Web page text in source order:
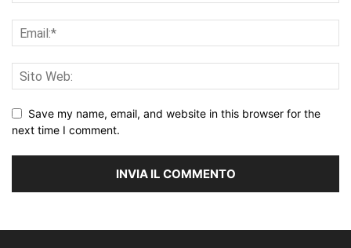
Save my name, email, and website in this browser for the
next time I comment.